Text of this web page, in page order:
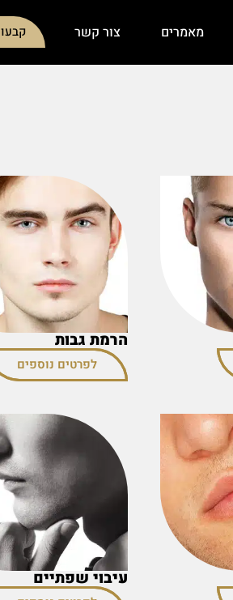
מאמרים צור קשר
הרמת גבות
לפרטים נוספים
עיבוי שפתיים